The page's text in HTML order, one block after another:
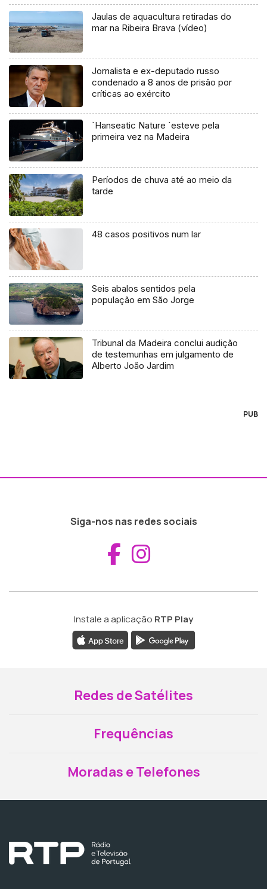
Jaulas de aquacultura retiradas do
mar na Ribeira Brava (vídeo)
Jornalista e ex-deputado russo
condenado a 8 anos de prisão por
críticas ao exército
`Hanseatic Nature `esteve pela
primeira vez na Madeira
Períodos de chuva até ao meio da
tarde
48 casos positivos num lar
Seis abalos sentidos pela
população em São Jorge
Tribunal da Madeira conclui audição
de testemunhas em julgamento de
Alberto João Jardim
PUB
Siga-nos nas redes sociais
Aceder ao
Instale a aplicação RTP Play
Redes de Satélites
Frequências
Moradas e Telefones